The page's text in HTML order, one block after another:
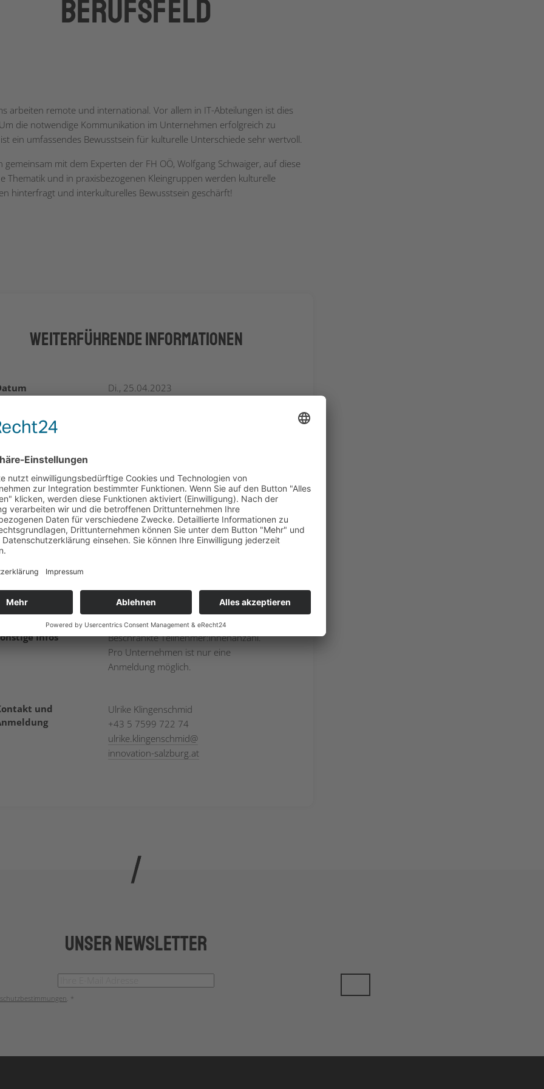
Berufsfeld
arbeiten remote und international. Vor allem in IT-Abteilungen ist dies
die notwendige Kommunikation im Unternehmen erfolgreich zu
ein umfassendes Bewusstsein für kulturelle Unterschiede sehr wertvoll.
gemeinsam mit dem Experten der FH OÖ, Wolfgang Schwaiger, auf diese
Thematik und in praxisbezogenen Kleingruppen werden kulturelle
hinterfragt und interkulturelles Bewusstsein geschärft!
Weiterführende Informationen
Di., 25.04.2023
5020 Salzburg
HR Managerinnen und HR Manager,
Personalist:innen mit Fokus
Die Teilnahme ist kostenfrei
Infos
Beschränkte Teilnehmer:innenanzahl.
Pro Unternehmen ist nur eine
Anmeldung möglich.
und
Ulrike Klingenschmid
+43 5 7599 722 74
ulrike.klingenschmid@
innovation-salzburg.at
Unser Newsletter
. *